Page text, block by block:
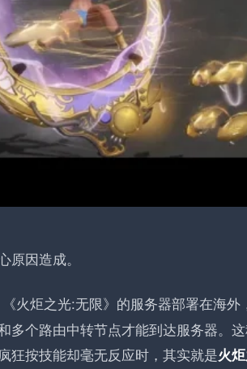
因造成。
《火炬之光:无限》的服务器部署在海
多个路由中转节点才能到达服务器。
狂按技能却毫无反应时，其实就是火